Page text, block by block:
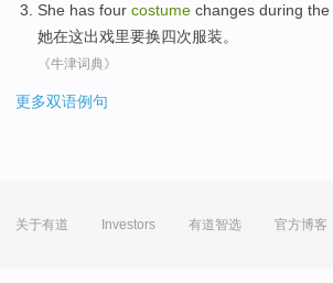
She has four costume changes during the
她在这出戏里要换四次服装。
《牛津词典》
更多双语例句
关于有道 Investors 有道智选 官方博客